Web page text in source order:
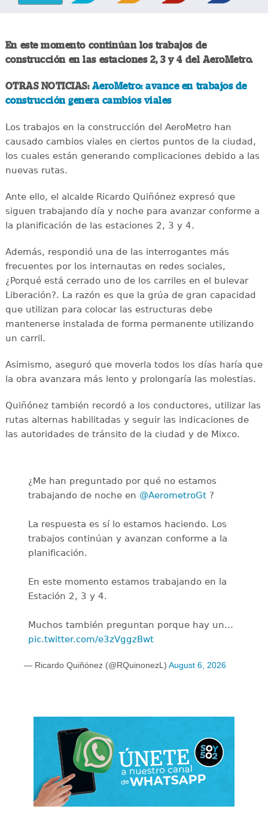
En este momento continúan los trabajos de
construcción en las estaciones 2, 3 y 4 del AeroMetro.
OTRAS NOTICIAS: AeroMetro: avance en trabajos de
construcción genera cambios viales
Los trabajos en la construcción del AeroMetro han
causado cambios viales en ciertos puntos de la ciudad,
los cuales están generando complicaciones debido a las
nuevas rutas.
Ante ello, el alcalde Ricardo Quiñónez expresó que
siguen trabajando día y noche para avanzar conforme a
la planificación de las estaciones 2, 3 y 4.
Además, respondió una de las interrogantes más
frecuentes por los internautas en redes sociales,
¿Porqué está cerrado uno de los carriles en el bulevar
Liberación?. La razón es que la grúa de gran capacidad
que utilizan para colocar las estructuras debe
mantenerse instalada de forma permanente utilizando
un carril.
Asimismo, aseguró que moverla todos los días haría que
la obra avanzara más lento y prolongaría las molestias.
Quiñónez también recordó a los conductores, utilizar las
rutas alternas habilitadas y seguir las indicaciones de
las autoridades de tránsito de la ciudad y de Mixco.
¿Me han preguntado por qué no estamos
trabajando de noche en @AerometroGt ?
La respuesta es sí lo estamos haciendo. Los
trabajos continúan y avanzan conforme a la
planificación.
En este momento estamos trabajando en la
Estación 2, 3 y 4.
Muchos también preguntan porque hay un…
pic.twitter.com/e3zVggzBwt
— Ricardo Quiñónez (@RQuinonezL) August 6, 2026